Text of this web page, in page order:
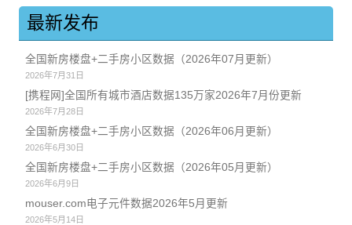
最新发布
全国新房楼盘+二手房小区数据（2026年07月更新）
2026年7月31日
[携程网]全国所有城市酒店数据135万家2026年7月份更新
2026年7月28日
全国新房楼盘+二手房小区数据（2026年06月更新）
2026年6月30日
全国新房楼盘+二手房小区数据（2026年05月更新）
2026年6月9日
mouser.com电子元件数据2026年5月更新
2026年5月14日